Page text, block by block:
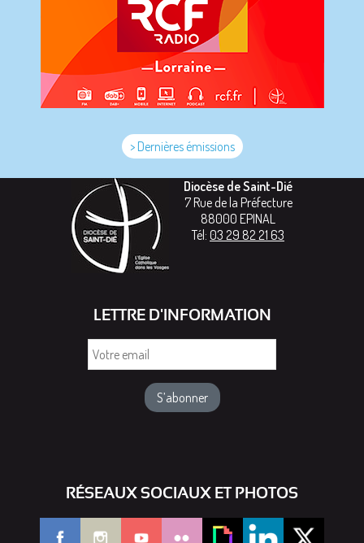
> Dernières émissions
Diocèse de Saint-Dié
7 Rue de la Préfecture
88000 EPINAL
Tél: 03 29 82 21 63
LETTRE D'INFORMATION
RÉSEAUX SOCIAUX ET PHOTOS